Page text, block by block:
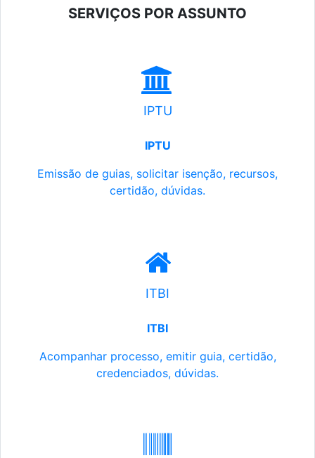
SERVIÇOS POR ASSUNTO
IPTU
IPTU
Emissão de guias, solicitar isenção, recursos,
certidão, dúvidas.
ITBI
ITBI
Acompanhar processo, emitir guia, certidão,
credenciados, dúvidas.